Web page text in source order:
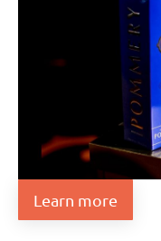
Learn more